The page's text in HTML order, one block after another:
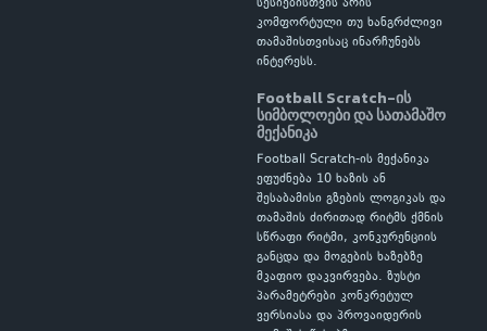
სესიებისთვის არის
კომფორტული თუ ხანგრძლივი
თამაშისთვისაც ინარჩუნებს
ინტერესს.
Football Scratch-ის
სიმბოლოები და სათამაშო
მექანიკა
Football Scratch-ის მექანიკა
ეფუძნება 10 ხაზის ან
შესაბამისი გზების ლოგიკას და
თამაშის ძირითად რიტმს ქმნის
სწრაფი რიტმი, კონკურენციის
განცდა და მოგების ხაზებზე
მკაფიო დაკვირვება. ზუსტი
პარამეტრები კონკრეტულ
ვერსიასა და პროვაიდერის